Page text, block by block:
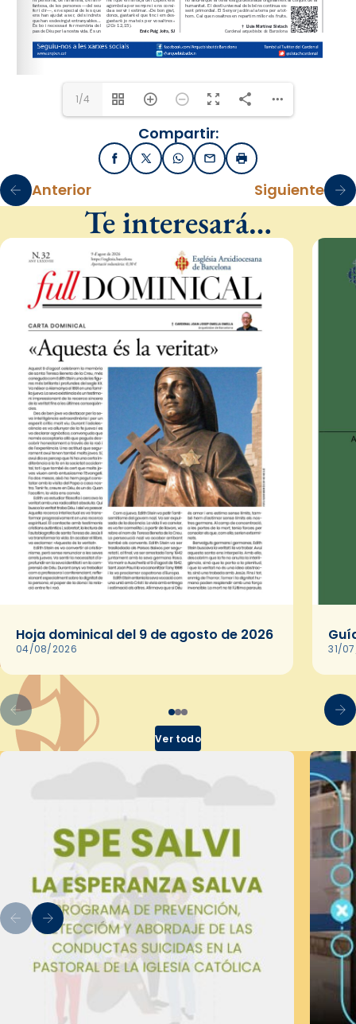
1/4
Compartir:
FacebookX / TwitterWhatsApp
EmailImprimir
Anterior Siguiente
Te interesará…
Hoja dominical del 9 de agosto de 2026
04/08/2026 31/
Ver todo